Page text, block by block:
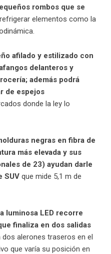
rombos que se
elementos como la
afilado y estilizado con
delanteros y
además podrá
de espejos
donde la ley lo
negras en fibra de
más elevada y sus
de 23) ayudan darle
SUV que mide 5,1 m de
luminosa LED recorre
finaliza en dos salidas
dos alerones traseros en el
que varía su posición en